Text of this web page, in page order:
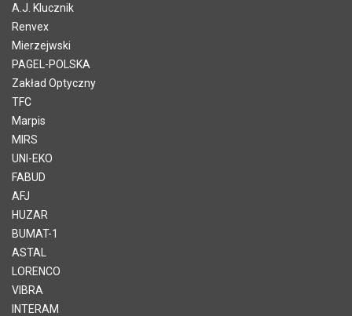
A.J. Klucznik
Renvex
Mierzejwski
PAGEL-POLSKA
Zakład Optyczny
TFC
Marpis
MIRS
UNI-EKO
FABUD
AFJ
HUZAR
BUMAT-1
ASTAL
LORENCO
VIBRA
INTERAM